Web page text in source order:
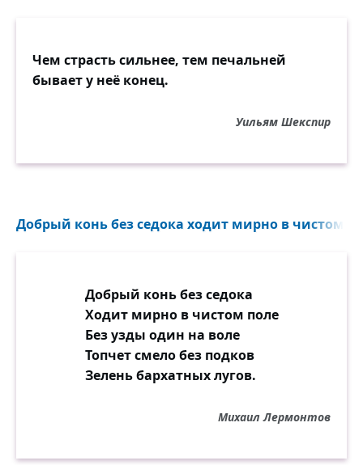
Чем страсть сильнее, тем печальней
бывает у неё конец.
Уильям Шекспир
Добрый конь без седока ходит мирно в чистом
Добрый конь без седока
Ходит мирно в чистом поле
Без узды один на воле
Топчет смело без подков
Зелень бархатных лугов.
Михаил Лермонтов